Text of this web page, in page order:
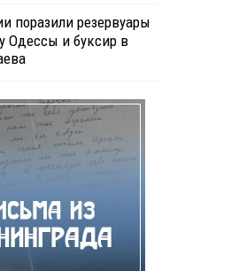
поразили резервуары
Одессы и буксир в